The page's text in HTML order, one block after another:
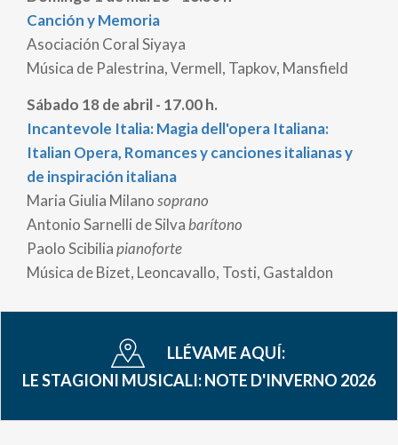
Canción y Memoria
Asociación Coral Siyaya
Música de Palestrina, Vermell, Tapkov, Mansfield
Sábado 18 de abril - 17.00 h.
Incantevole Italia: Magia dell'opera Italiana:
Italian Opera, Romances y canciones italianas y
de inspiración italiana
Maria Giulia Milanosoprano
Antonio Sarnelli de Silva barítono
Paolo Scibiliapianoforte
Música de Bizet, Leoncavallo, Tosti, Gastaldon
LLÉVAME AQUÍ:
LE STAGIONI MUSICALI: NOTE D'INVERNO 2026